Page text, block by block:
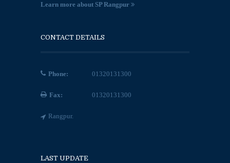
Learn more about SP Rangpur
CONTACT DETAILS
Phone: 01320131300
Fax: 01320131300
Rangpur.
LAST UPDATE